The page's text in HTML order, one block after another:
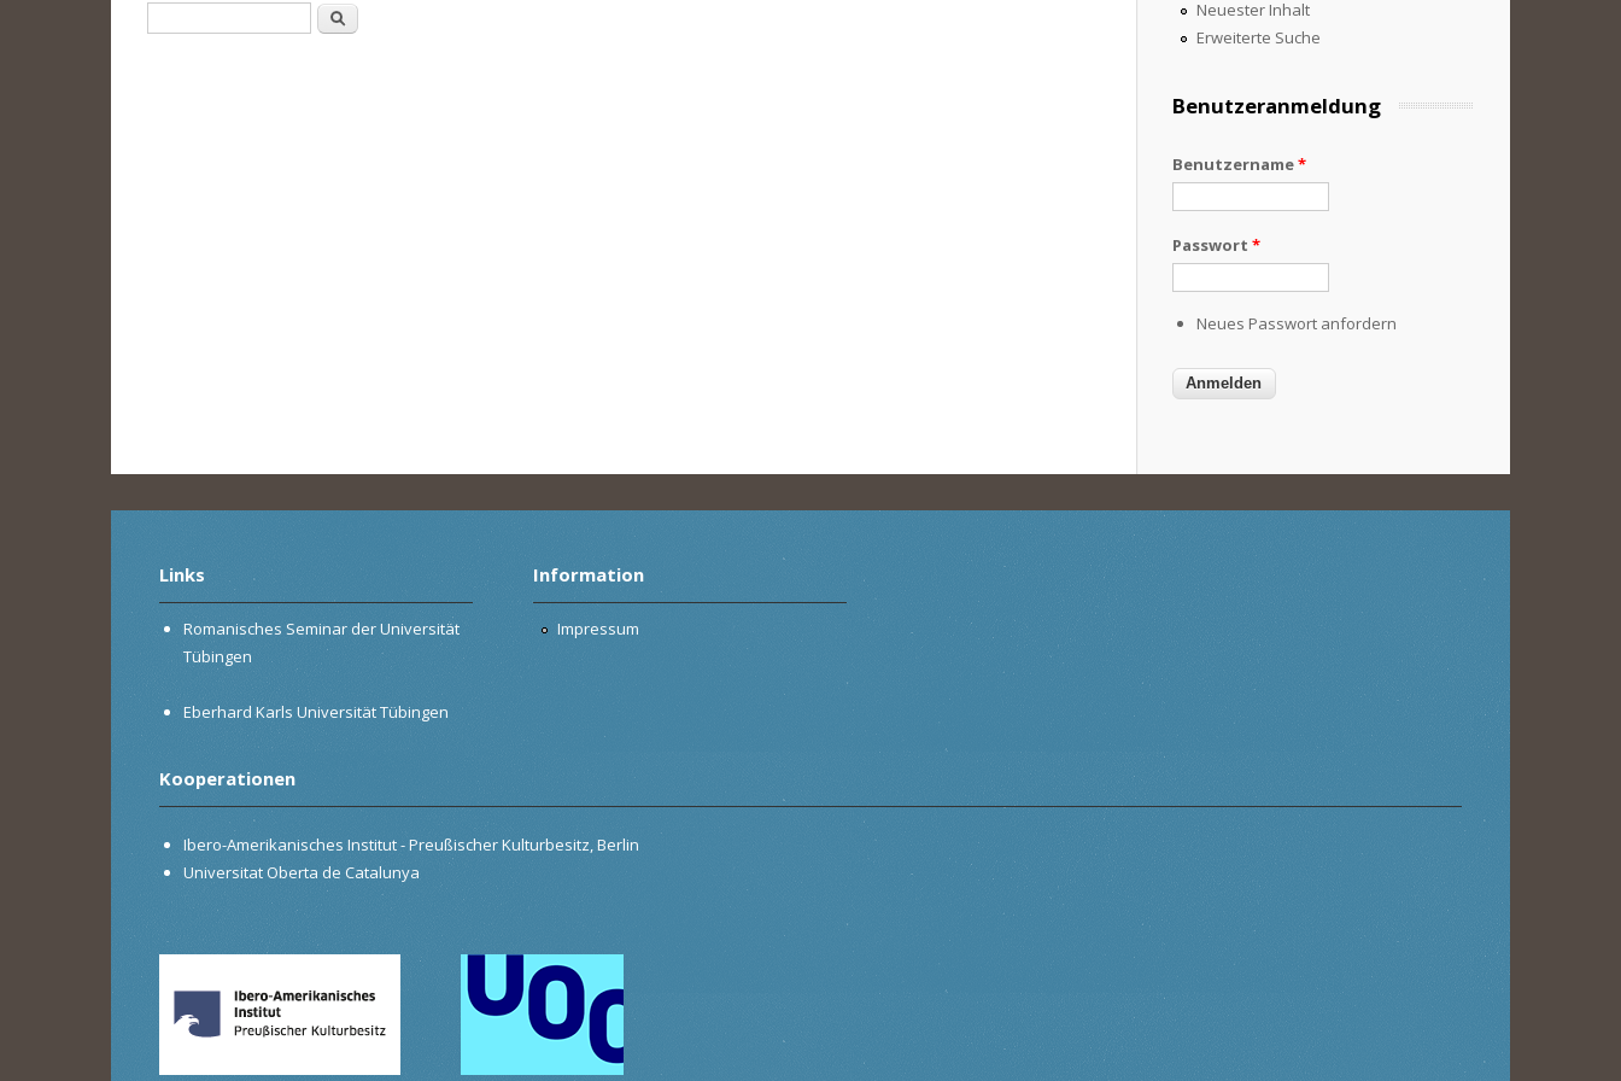
Neuester Inhalt
Erweiterte Suche
Benutzeranmeldung
Benutzername*
Passwort *
Neues Passwort anfordern
Links
Romanisches Seminar der Universität
Tübingen
Eberhard Karls Universität Tübingen
Information
Impressum
Kooperationen
Ibero-Amerikanisches Institut - Preußischer Kulturbesitz, Berlin
Universitat Oberta de Catalunya